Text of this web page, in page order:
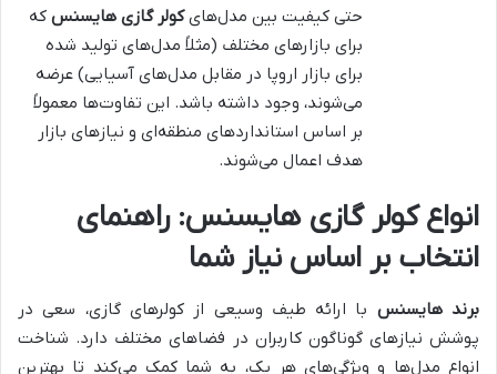
حتی کیفیت بین مدل‌هایکولر گازی هایسنس که
برای بازارهای مختلف (مثلاً مدل‌های تولید شده
برای بازار اروپا در مقابل مدل‌های آسیایی) عرضه
می‌شوند، وجود داشته باشد. این تفاوت‌ها معمولاً
بر اساس استانداردهای منطقه‌ای و نیازهای بازار
هدف اعمال می‌شوند.
انواع کولر گازی هایسنس: راهنمای
انتخاب بر اساس نیاز شما
برند هایسنس با ارائه طیف وسیعی از کولرهای گازی، سعی در
پوشش نیازهای گوناگون کاربران در فضاهای مختلف دارد. شناخت
انواع مدل‌ها و ویژگی‌های هر یک، به شما کمک می‌کند تا بهترین